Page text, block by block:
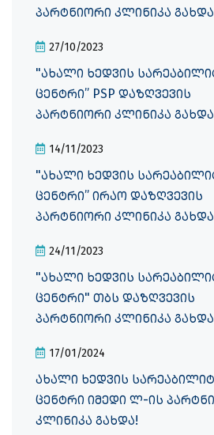
პარტნიორი კლინიკა
27/10/2023
"ახალი ხედვის
ცენტრი” PSP დაზღვევის
პარტნიორი კლინიკა გახდა
14/11/2023
"ახალი ხედვის
ცენტრი” ირაო დაზღვევის
პარტნიორი კლინიკა
24/11/2023
"ახალი ხედვის
ცენტრი" თბს დაზღვევის
პარტნიორი კლინიკა
17/01/2024
ახალი ხედვის
ცენტრი იმედი ლ-ის
კლინიკა გახდა!